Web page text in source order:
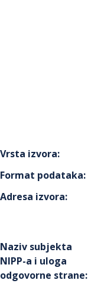
Vrsta izvora:
Format podataka:
Adresa izvora:
Naziv subjekta
NIPP-a i uloga
odgovorne strane: